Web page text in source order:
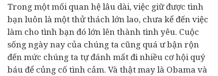
Trong một mối quan hệ lâu dài, việc giữ được tình
bạn luôn là một thử thách lớn lao, chưa kể đến việc
làm cho tình bạn đó lớn lên thành tình yêu. Cuộc
sống ngày nay của chúng ta cũng quá ư bận rộn
đến mức chúng ta tự đánh mất đi nhiều cơ hội quý
báu để củng cố tình cảm. Và thật may là Obama và